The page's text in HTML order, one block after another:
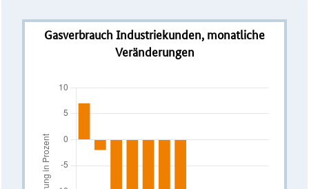
Gasverbrauch Industriekunden, monatliche
Veränderungen